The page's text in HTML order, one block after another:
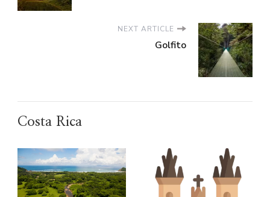
NEXT ARTICLE
Golfito
Costa Rica